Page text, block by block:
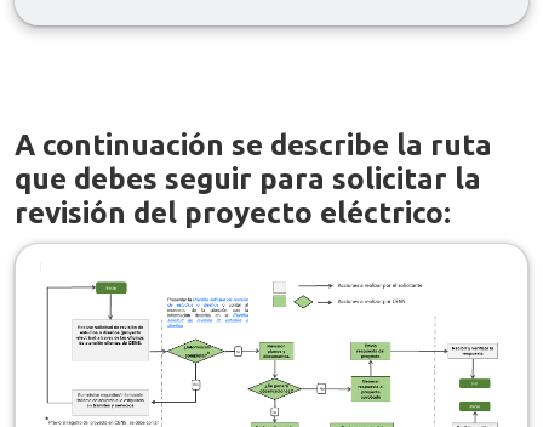
A continuación se describe la ruta
que debes seguir para solicitar la
revisión del proyecto eléctrico: